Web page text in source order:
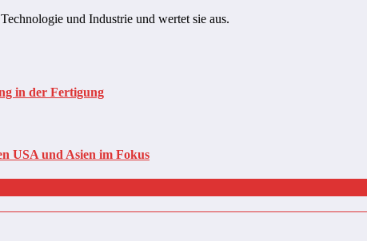
und Industrie und wertet sie aus.
in der Fertigung
USA und Asien im Fokus